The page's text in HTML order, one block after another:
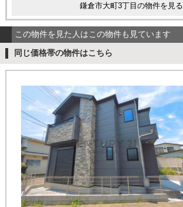
鎌倉市大町3丁目の物件を見る
この物件を見た人はこの物件も見ています
同じ価格帯の物件はこちら